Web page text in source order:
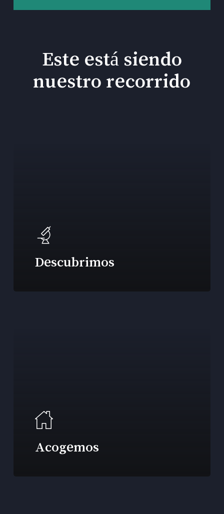
Este está siendo
nuestro recorrido
Descubrimos
Acogemos